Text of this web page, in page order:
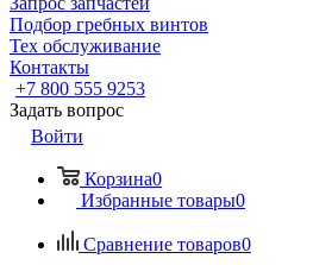
Подбор гребных винтов
Тех обслуживание
Контакты
+7 800 555 9253
Задать вопрос
Войти
Корзина0
Избранные товары0
Сравнение товаров0